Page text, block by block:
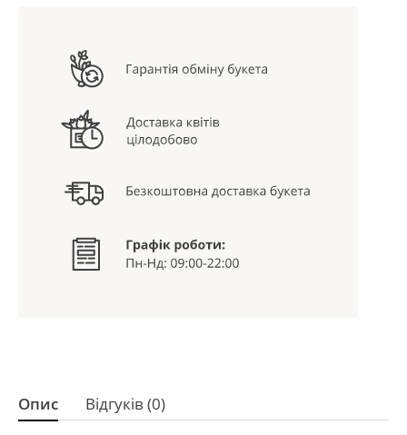
Опис Відгуків (0)